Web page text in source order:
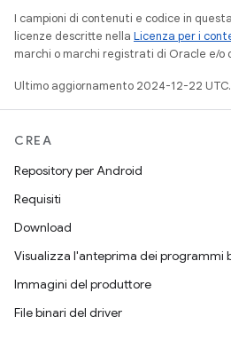
I campioni di contenuti e codice in
licenze descritte nella Licenza per i
marchi o marchi registrati di Oracle e/o
Ultimo aggiornamento 2024-12-22 UTC.
CREA
Repository per Android
Requisiti
Download
Visualizza l'anteprima dei programmi
Immagini del produttore
File binari del driver